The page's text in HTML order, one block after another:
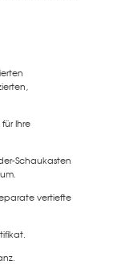
Ihre
Schaukasten
vertiefte